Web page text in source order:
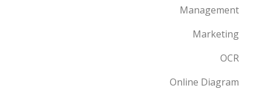
Management
Marketing
OCR
Online Diagram